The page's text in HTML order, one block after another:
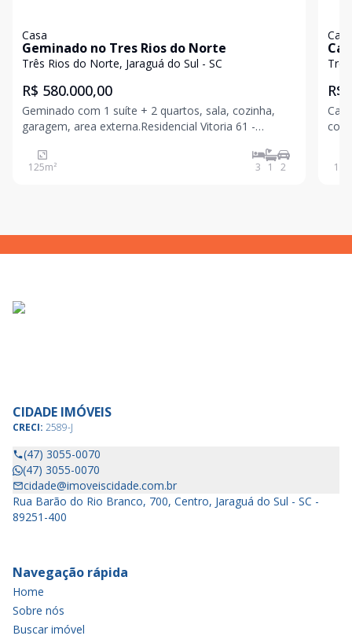
Casa
Geminado no Tres Rios do Norte
Três Rios do Norte, Jaraguá do Sul - SC
R$ 580.000,00
Geminado com 1 suíte + 2 quartos, sala, cozinha,
garagem, area externa.Residencial Vitoria 61 -
125m² 3 1 2
Casa
por
R$
185
CIDADE IMÓVEIS
CRECI: 2589-J
(47) 3055-0070
(47) 3055-0070
cidade@imoveiscidade.com.br
Rua Barão do Rio Branco, 700, Centro, Jaraguá do Sul - SC -
89251-400
Navegação rápida
Home
Sobre nós
Buscar imóvel